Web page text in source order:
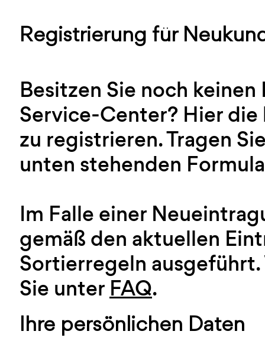
Registrierung für
Besitzen Sie noch
Service-Center? Hier
zu registrieren. Tragen
unten stehenden
Im Falle einer
gemäß den aktuellen
Sortierregeln
Sie unter FAQ.
Ihre persönlichen Daten